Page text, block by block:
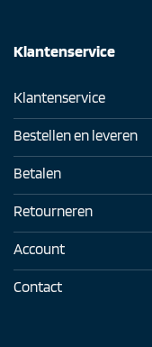
Klantenservice
Klantenservice
Bestellen en leveren
Betalen
Retourneren
Account
Contact